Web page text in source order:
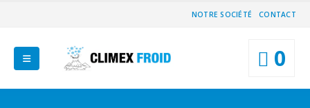
NOTRE SOCIÉTÉ CONTACT
0